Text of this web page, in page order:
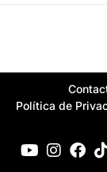
Política de